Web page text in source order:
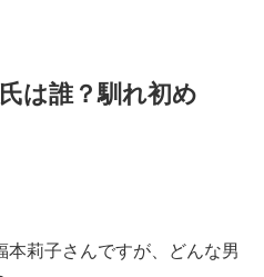
は誰？馴れ初め
莉子さんですが、どんな男